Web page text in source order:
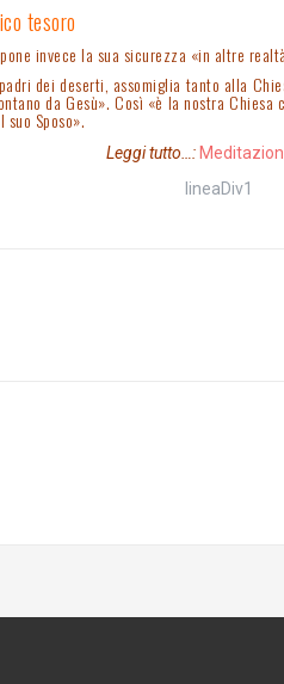
tesoro
invece la sua sicurezza «in altre
dei deserti, assomiglia tanto alla
da Gesù». Così «è la nostra
Sposo».
Leggi tutto…: